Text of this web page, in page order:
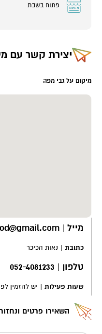
פתוח בשבת
יצירת קשר עם
מיקום על גבי מפה
מייל |
כתובת | נאות הכיכר
טלפון |
052-4081233
שעות פעילות | יש להזמין לפחות 24
השאירו פרטים